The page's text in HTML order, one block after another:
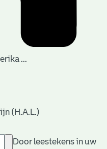
...
(H.A.L.)
Door leestekens in uw